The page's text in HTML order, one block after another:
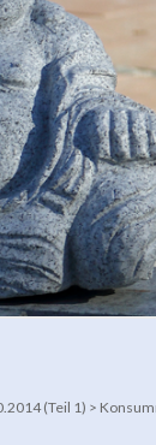
(Teil 1) >